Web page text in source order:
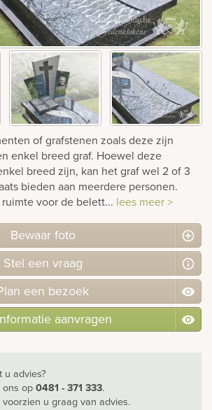
of grafstenen zoals deze zijn
enkel breed graf. Hoewel deze
breed zijn, kan het graf wel 2 of 3
bieden aan meerdere personen.
voor de belett... lees meer >
Bewaar foto
Stel een vraag
een bezoek
aanvragen
u advies?
ons op0481 - 371 333.
voorzien u graag van advies.